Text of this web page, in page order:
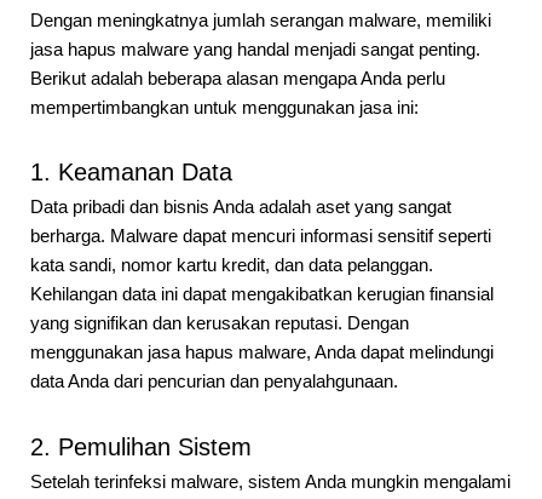
Dengan meningkatnya jumlah serangan malware, memiliki
jasa hapus malware yang handal menjadi sangat penting.
Berikut adalah beberapa alasan mengapa Anda perlu
mempertimbangkan untuk menggunakan jasa ini:
1. Keamanan Data
Data pribadi dan bisnis Anda adalah aset yang sangat
berharga. Malware dapat mencuri informasi sensitif seperti
kata sandi, nomor kartu kredit, dan data pelanggan.
Kehilangan data ini dapat mengakibatkan kerugian finansial
yang signifikan dan kerusakan reputasi. Dengan
menggunakan jasa hapus malware, Anda dapat melindungi
data Anda dari pencurian dan penyalahgunaan.
2. Pemulihan Sistem
Setelah terinfeksi malware, sistem Anda mungkin mengalami